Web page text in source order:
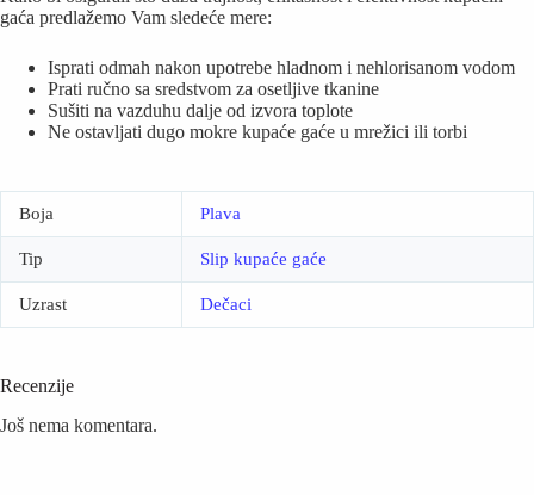
gaća predlažemo Vam sledeće mere:
Isprati odmah nakon upotrebe hladnom i nehlorisanom vodom
Prati ručno sa sredstvom za osetljive tkanine
Sušiti na vazduhu dalje od izvora toplote
Ne ostavljati dugo mokre kupaće gaće u mrežici ili torbi
Boja Plava
Tip Slip kupaće gaće
Uzrast Dečaci
Recenzije
Još nema komentara.